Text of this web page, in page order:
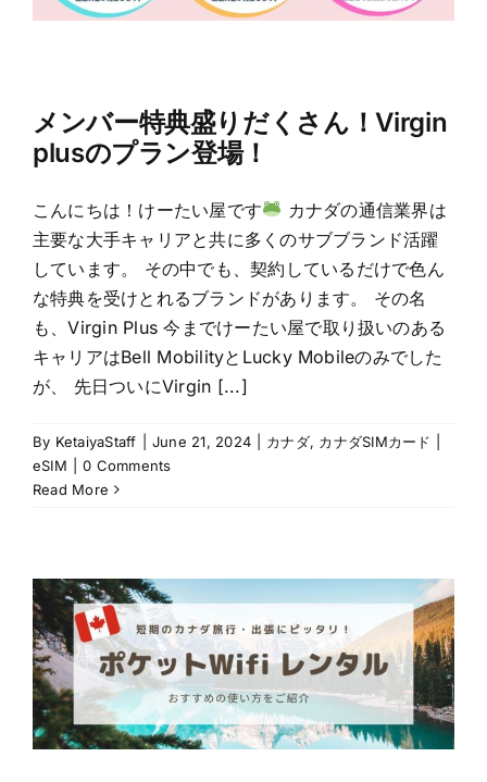
メンバー特典盛りだくさん！Virgin
plusのプラン登場！
こんにちは！けーたい屋です
カナダの通信業界は
主要な大手キャリアと共に多くのサブブランド活躍
しています。 その中でも、契約しているだけで色ん
な特典を受けとれるブランドがあります。 その名
も、Virgin Plus 今までけーたい屋で取り扱いのある
キャリアはBell MobilityとLucky Mobileのみでした
が、 先日ついにVirgin [...]
By KetaiyaStaff June 21, 2024 カナダ, カナダSIMカード |
eSIM
0 Comments
Read More